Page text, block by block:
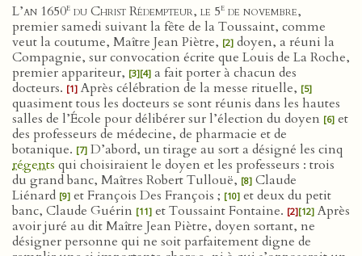
L’an 1650e du Christ Rédempteur, le 5e de novembre,
premier samedi suivant la fête de la Toussaint, comme
veut la coutume, Maître Jean Piètre, [2] doyen, a réuni la
Compagnie, sur convocation écrite que Louis de La Roche,
premier appariteur, [3][4] a fait porter à chacun des
docteurs. [1] Après célébration de la messe rituelle, [5]
quasiment tous les docteurs se sont réunis dans les hautes
salles de l’École pour délibérer sur l’élection du doyen [6] et
des professeurs de médecine, de pharmacie et de
botanique. [7] D’abord, un tirage au sort a désigné les cinq
régents qui choisiraient le doyen et les professeurs : trois
du grand banc, Maîtres Robert Tullouë, [8] Claude
Liénard [9] et François Des François ; [10] et deux du petit
banc, Claude Guérin [11] et Toussaint Fontaine. [2][12] Après
avoir juré au dit Maître Jean Piètre, doyen sortant, ne
désigner personne qui ne soit parfaitement digne de